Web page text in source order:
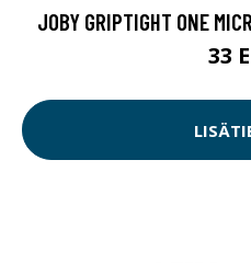
JOBY GRIPTIGHT ONE
33